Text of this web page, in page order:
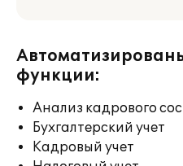
функции:
Анализ кадрового
Бухгалтерский учет
Кадровый учет